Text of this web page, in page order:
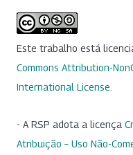
Este trabalho está
Commons Attribution-
International License
- A RSP adota a licença
Atribuição – Uso Não-